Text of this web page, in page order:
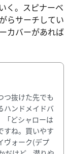
く。スピナーベ
らサーチしてい
カバーがあれば
つ抜けた先でも
ハンドメイドバ
「どシャローは
すね。買いやす
ヴォーク(デプ